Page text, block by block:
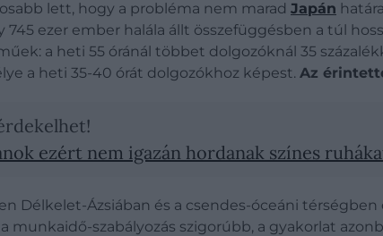
lett, hogy a probléma nem marad Japán
ezer ember halála állt összefüggésben a túl
a heti 55 óránál többet dolgozóknál 35
a heti 35-40 órát dolgozókhoz képest. Az
ezért nem igazán hordanak színes
Délkelet-Ázsiában és a csendes-óceáni
munkaidő-szabályozás szigorúbb, a gyakorlat